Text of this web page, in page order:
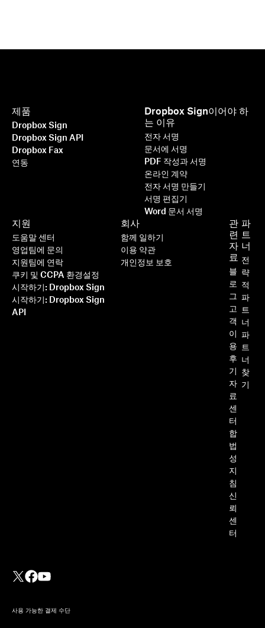
더 빠르고, 더 스마트하고, 더 안전하
게: 2025년 Dropbox Sign이 비
즈니스를 가속화하는 방법
더 읽기
제품
Dropbox Sign
Dropbox Sign API
Dropbox Fax
연동
Dropbox Sign이어야 하
는 이유
전자 서명
문서에 서명
PDF 작성과 서명
온라인 계약
전자 서명 만들기
서명 편집기
Word 문서 서명
지원
도움말 센터
영업팀에 문의
지원팀에 연락
쿠키 및 CCPA 환경설정
시작하기: Dropbox Sign
시작하기: Dropbox Sign
API
관
련
자
료
블
로
그
고
객
이
용
후
기
자
료
센
터
합
법
성
지
침
신
뢰
센
터
파
트
너
전
략
적
파
트
너
파
트
너
찾
기
회사
함께 일하기
이용 약관
개인정보 보호
사용 가능한 결제 수단